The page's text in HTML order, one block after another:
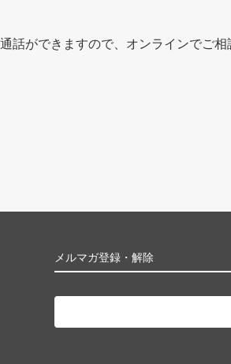
話ができますので、オンラインでご相
メルマガ登録・解除